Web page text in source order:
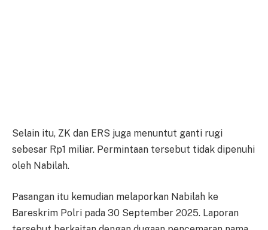
Selain itu, ZK dan ERS juga menuntut ganti rugi
sebesar Rp1 miliar. Permintaan tersebut tidak dipenuhi
oleh Nabilah.
Pasangan itu kemudian melaporkan Nabilah ke
Bareskrim Polri pada 30 September 2025. Laporan